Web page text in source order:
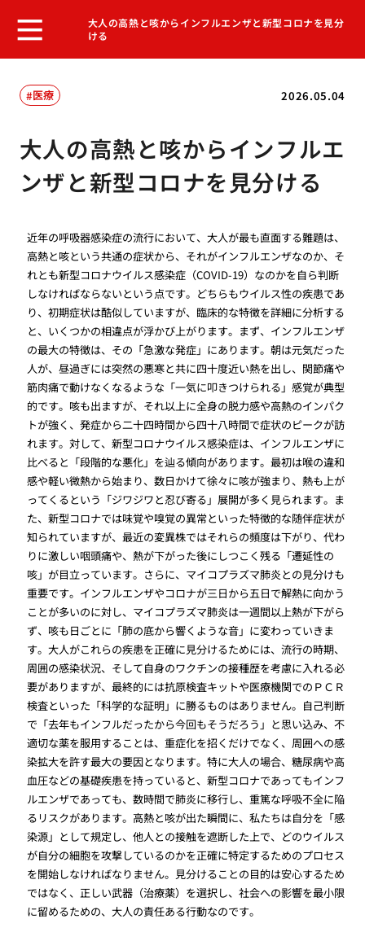
大人の高熱と咳からインフルエンザと新型コロナを見分
ける
2026.05.04
医療
大人の高熱と咳からインフルエ
ンザと新型コロナを見分ける
近年の呼吸器感染症の流行において、大人が最も直面する難題は、
高熱と咳という共通の症状から、それがインフルエンザなのか、そ
れとも新型コロナウイルス感染症（COVID-19）なのかを自ら判断
しなければならないという点です。どちらもウイルス性の疾患であ
り、初期症状は酷似していますが、臨床的な特徴を詳細に分析する
と、いくつかの相違点が浮かび上がります。まず、インフルエンザ
の最大の特徴は、その「急激な発症」にあります。朝は元気だった
人が、昼過ぎには突然の悪寒と共に四十度近い熱を出し、関節痛や
筋肉痛で動けなくなるような「一気に叩きつけられる」感覚が典型
的です。咳も出ますが、それ以上に全身の脱力感や高熱のインパク
トが強く、発症から二十四時間から四十八時間で症状のピークが訪
れます。対して、新型コロナウイルス感染症は、インフルエンザに
比べると「段階的な悪化」を辿る傾向があります。最初は喉の違和
感や軽い微熱から始まり、数日かけて徐々に咳が強まり、熱も上が
ってくるという「ジワジワと忍び寄る」展開が多く見られます。ま
た、新型コロナでは味覚や嗅覚の異常といった特徴的な随伴症状が
知られていますが、最近の変異株ではそれらの頻度は下がり、代わ
りに激しい咽頭痛や、熱が下がった後にしつこく残る「遷延性の
咳」が目立っています。さらに、マイコプラズマ肺炎との見分けも
重要です。インフルエンザやコロナが三日から五日で解熱に向かう
ことが多いのに対し、マイコプラズマ肺炎は一週間以上熱が下がら
ず、咳も日ごとに「肺の底から響くような音」に変わっていきま
す。大人がこれらの疾患を正確に見分けるためには、流行の時期、
周囲の感染状況、そして自身のワクチンの接種歴を考慮に入れる必
要がありますが、最終的には抗原検査キットや医療機関でのＰＣＲ
検査といった「科学的な証明」に勝るものはありません。自己判断
で「去年もインフルだったから今回もそうだろう」と思い込み、不
適切な薬を服用することは、重症化を招くだけでなく、周囲への感
染拡大を許す最大の要因となります。特に大人の場合、糖尿病や高
血圧などの基礎疾患を持っていると、新型コロナであってもインフ
ルエンザであっても、数時間で肺炎に移行し、重篤な呼吸不全に陥
るリスクがあります。高熱と咳が出た瞬間に、私たちは自分を「感
染源」として規定し、他人との接触を遮断した上で、どのウイルス
が自分の細胞を攻撃しているのかを正確に特定するためのプロセス
を開始しなければなりません。見分けることの目的は安心するため
ではなく、正しい武器（治療薬）を選択し、社会への影響を最小限
に留めるための、大人の責任ある行動なのです。